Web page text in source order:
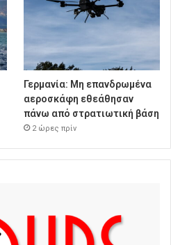
Γερμανία: Μη επανδρωμένα
αεροσκάφη εθεάθησαν
πάνω από στρατιωτική βάση
2 ώρες πρίν